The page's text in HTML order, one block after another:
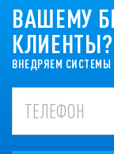
ВАШЕМУ
КЛИЕНТЫ?
ВНЕДРЯЕМ